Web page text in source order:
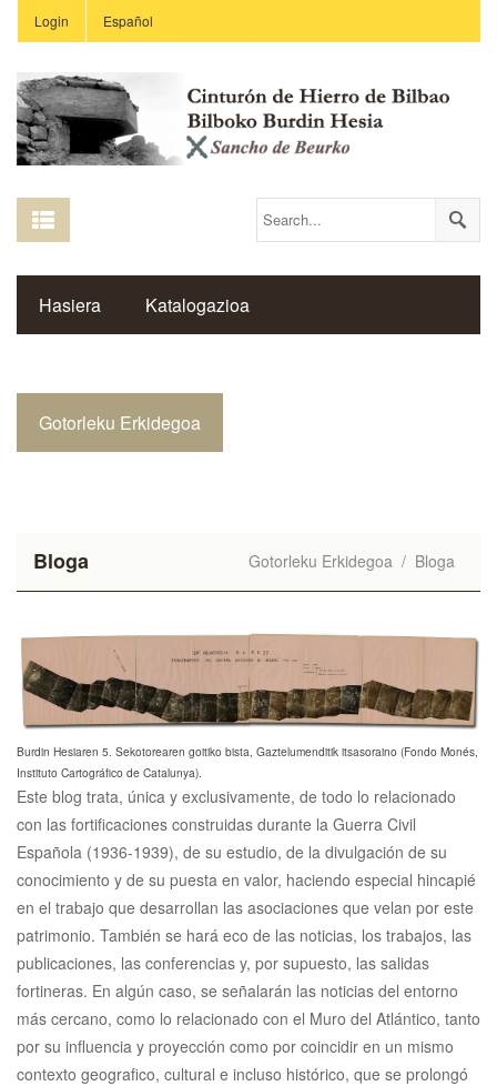
Login Español
Hasiera Katalogazioa
Gotorleku Erkidegoa
Bloga Gotorleku Erkidegoa / Bloga
Burdin Hesiaren 5. Sekotorearen goitiko bista, Gaztelumenditik itsasoraino (Fondo Monés,
Instituto Cartográfico de Catalunya).
Este blog trata, única y exclusivamente, de todo lo relacionado
con las fortificaciones construidas durante la Guerra Civil
Española (1936-1939), de su estudio, de la divulgación de su
conocimiento y de su puesta en valor, haciendo especial hincapié
en el trabajo que desarrollan las asociaciones que velan por este
patrimonio. También se hará eco de las noticias, los trabajos, las
publicaciones, las conferencias y, por supuesto, las salidas
fortineras. En algún caso, se señalarán las noticias del entorno
más cercano, como lo relacionado con el Muro del Atlántico, tanto
por su influencia y proyección como por coincidir en un mismo
contexto geografico, cultural e incluso histórico, que se prolongó